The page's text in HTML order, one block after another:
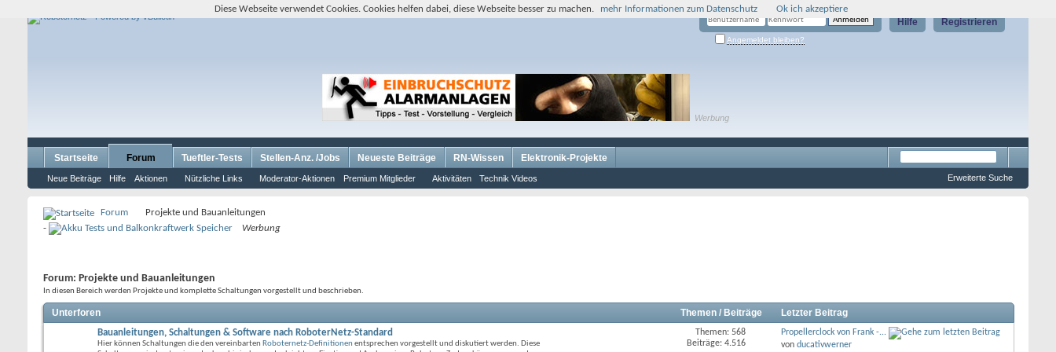
Registrieren
Hilfe
Angemeldet bleiben?
Werbung
Startseite Forum
Neue Beiträge Hilfe Aktionen Nützliche Links Moderator-Aktionen Premium Mitglieder Aktivitäten Technik Videos
Tueftler-Tests Stellen-Anz. /Jobs Neueste Beiträge RN-Wissen Elektronik-Projekte
Erweiterte Suche
Forum
Projekte und Bauanleitungen
-
Werbung
Forum: Projekte und Bauanleitungen
In diesen Bereich werden Projekte und komplette Schaltungen vorgestellt und beschrieben.
Unterforen Themen / Beiträge Letzter Beitrag
Bauanleitungen, Schaltungen & Software nach RoboterNetz-Standard
Hier können Schaltungen die den vereinbarten Roboternetz-Definitionen entsprechen vorgestellt und diskutiert werden. Diese
Themen: 568
Beiträge: 4.516
Propellerclock von Frank -...
von ducativwerner
Diese Webseite verwendet Cookies. Cookies helfen dabei, diese Webseite besser zu machen. mehr Informationen zum Datenschutz Ok ich akzeptiere